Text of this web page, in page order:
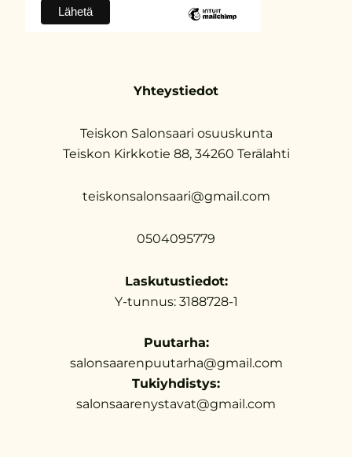
Yhteystiedot
Teiskon Salonsaari osuuskunta
Teiskon Kirkkotie 88, 34260 Terälahti
teiskonsalonsaari@gmail.com
0504095779
Laskutustiedot:
Y-tunnus: 3188728-1
Puutarha:
salonsaarenpuutarha@gmail.com
Tukiyhdistys:
salonsaarenystavat@gmail.com